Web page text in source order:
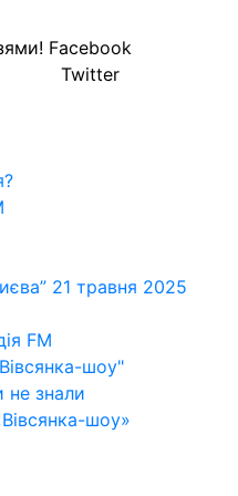
Facebook
Twitter
21 травня 2025
FM
шоу"
не знали
шоу»